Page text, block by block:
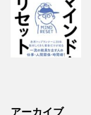
アーカイブ